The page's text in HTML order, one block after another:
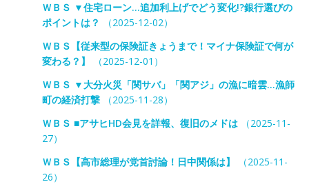
ＷＢＳ ▼住宅ローン…追加利上げでどう変化!?銀行選びの
ポイントは？
（2025-12-02）
ＷＢＳ【従来型の保険証きょうまで！マイナ保険証で何が
変わる？】
（2025-12-01）
ＷＢＳ ▼大分火災「関サバ」「関アジ」の漁に暗雲…漁師
町の経済打撃（2025-11-28）
ＷＢＳ ■アサヒHD会見を詳報、復旧のメドは（2025-11-
27）
ＷＢＳ【高市総理が党首討論！日中関係は】
（2025-11-
26）